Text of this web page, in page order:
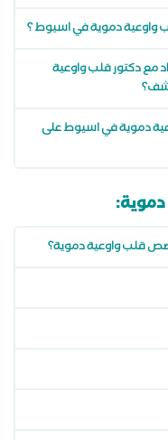
دموية في اسيوط ؟
مع دكتور قلب واوعية
دموية في اسيوط على
قلب واوعية دموية؟